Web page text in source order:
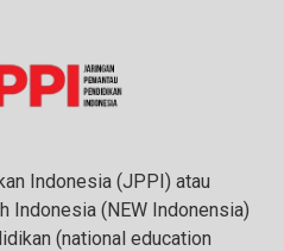
Indonesia (JPPI) atau
Indonesia (NEW Indonensia)
(national education